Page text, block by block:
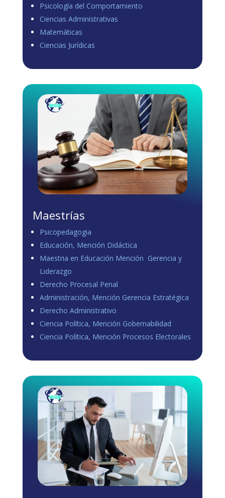
Load more
Psicología del Comportamiento
Ciencias Administrativas
Matemáticas
Ciencias Jurídicas
Maestrías
Psicopedagogia
Educación, Mención Didáctica
Maestria en Educación Mención Gerencia y
Liderazgo
Derecho Procesal Penal
Administración, Mención Gerencia Estratégica
Derecho Administrativo
Ciencia Política, Mención Gobernabilidad
Ciencia Política, Mención Procesos Electorales